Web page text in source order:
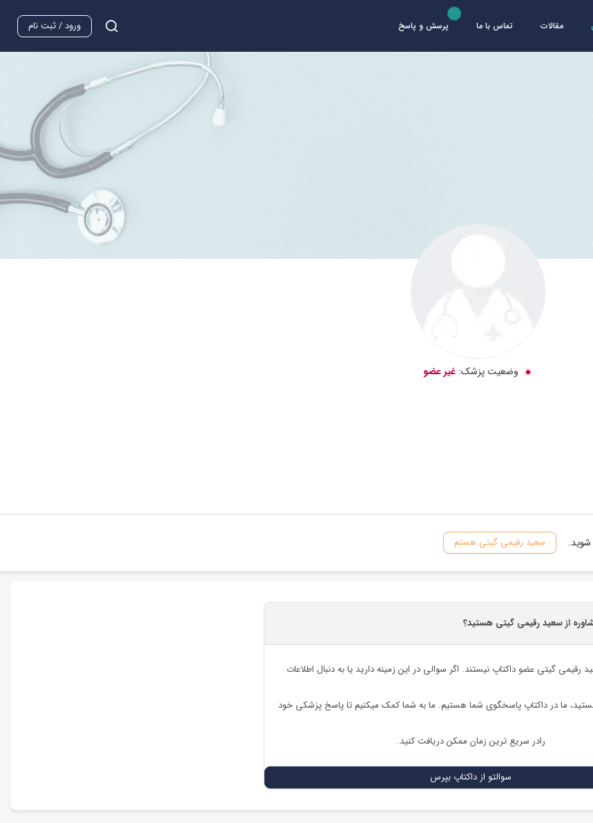
مقالات تماس با ما پرسش و پاسخ ورود / ثبت نام
وضعیت پزشک: غیر عضو
شوید. سعید رقیمی گیتی هستم
از سعید رقیمی گیتی هستید؟
رقیمی گیتیعضو داکتاپ نیستند. اگر سوالی در این زمینه دارید یا به دنبال اطلاعات
ما در داکتاپ پاسخگوی شما هستیم. ما به شما کمک میکنیم تا پاسخ پزشکی خود
رادر سریع ترین زمان ممکن دریافت کنید.
سوالتو از داکتاپ بپرس